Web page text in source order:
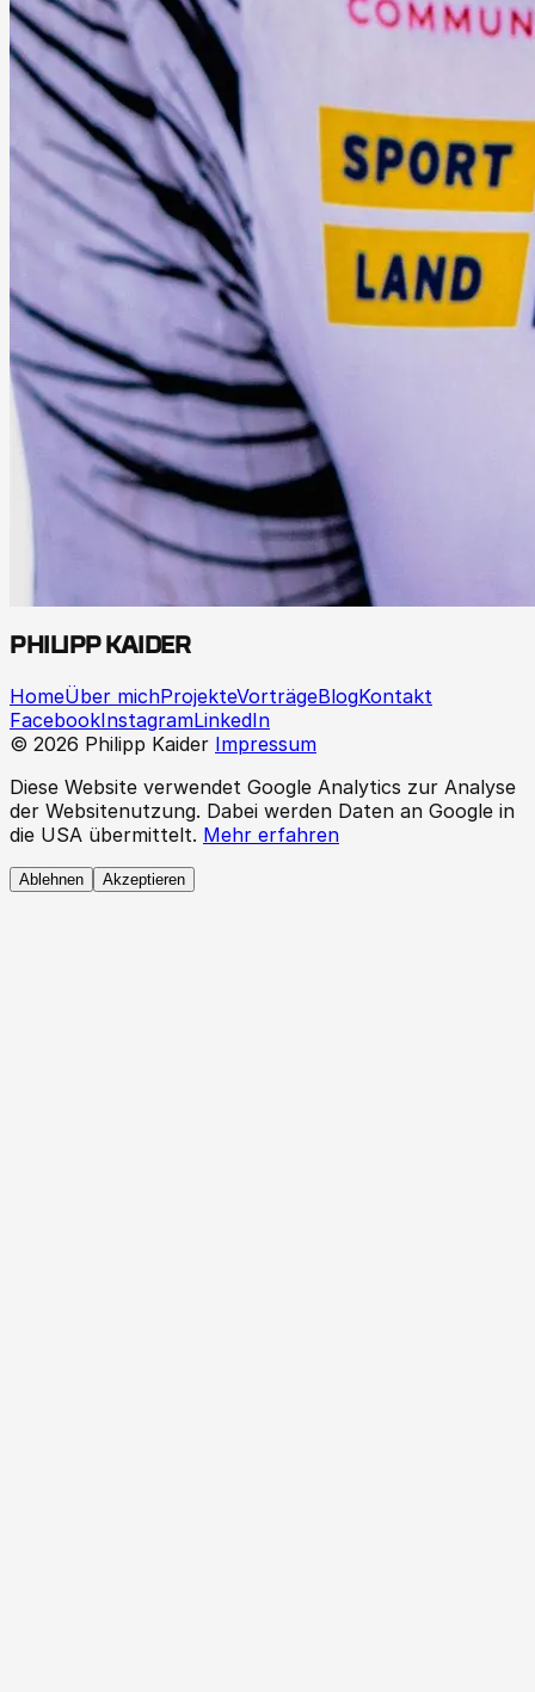
PHILIPP KAIDER
HomeÜber michProjekteVorträgeBlogKontakt
FacebookInstagramLinkedIn
© 2026 Philipp Kaider Impressum
Diese Website verwendet Google Analytics zur Analyse
der Websitenutzung. Dabei werden Daten an Google in
die USA übermittelt. Mehr erfahren
Ablehnen Akzeptieren